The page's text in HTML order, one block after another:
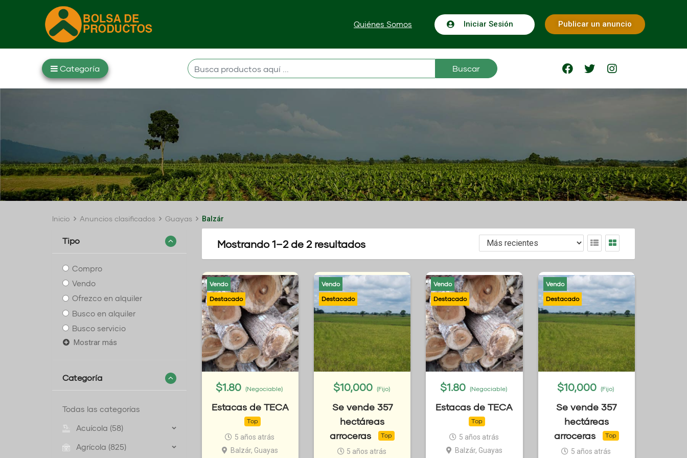
Quiénes Somos Iniciar Sesión Publicar un anuncio
Buscar
Inicio Anuncios clasificados Guayas Balzár
Tipo
Compro
Vendo
Ofrezco en alquiler
Busco en alquiler
Busco servicio
Mostrar más
Categoría
Todas las categorías
Acuícola (58)
Agrícola (825)
Mostrando 1–2 de 2 resultados
Vendo
$1.80 (Negociable)
Estacas de TECA
Top
5 años atrás
Balzár, Guayas
Vendo
$10,000 (Fijo)
Se vende 357
hectáreas
arroceras
Top
5 años atrás
Vendo
$1.80 (Negociable)
Estacas de TECA
Top
5 años atrás
Balzár, Guayas
Vendo
$10,000 (Fijo)
Se vende 357
hectáreas
arroceras
Top
5 años atrás